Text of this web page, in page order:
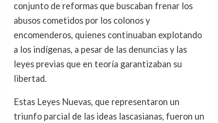
conjunto de reformas que buscaban frenar los
abusos cometidos por los colonos y
encomenderos, quienes continuaban explotando
a los indígenas, a pesar de las denuncias y las
leyes previas que en teoría garantizaban su
libertad.
Estas Leyes Nuevas, que representaron un
triunfo parcial de las ideas lascasianas, fueron un